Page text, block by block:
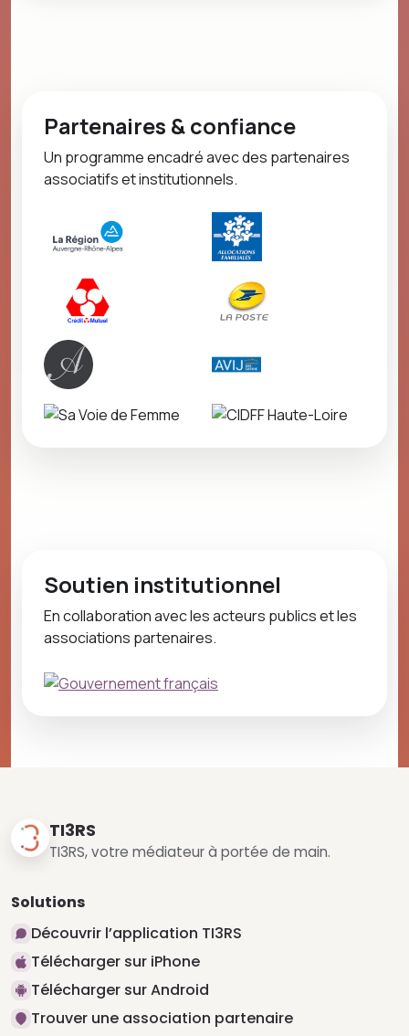
Partenaires & confiance
Un programme encadré avec des partenaires
associatifs et institutionnels.
Soutien institutionnel
En collaboration avec les acteurs publics et les
associations partenaires.
TI3RS
TI3RS, votre médiateur à portée de main.
Solutions
Découvrir l’application TI3RS
Télécharger sur iPhone
Télécharger sur Android
Trouver une association partenaire